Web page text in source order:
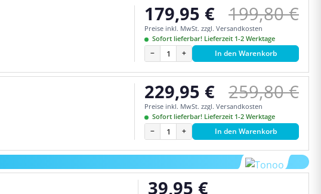
Verkaufspreis:
179,95 € Regulärer
199,80 €
Preise inkl. MwSt. zzgl. Versandkosten
Sofort lieferbar! Lieferzeit 1-2 Werktage
− + In den Warenkorb
Verkaufspreis:
229,95 € Regulärer
259,80 €
Preise inkl. MwSt. zzgl. Versandkosten
Sofort lieferbar! Lieferzeit 1-2 Werktage
− + In den Warenkorb
Regulärer Preis:
39,95 €